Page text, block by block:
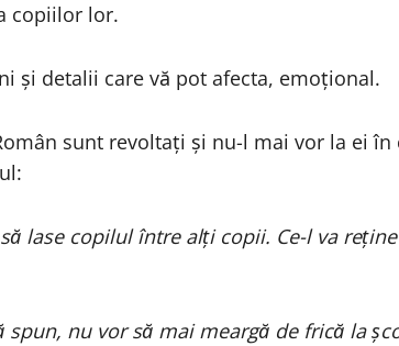
copiilor lor.
și detalii care vă pot afecta, emoțional.
sunt revoltați și nu-l mai vor la ei
lase copilul între alți copii. Ce-l va reține
spun, nu vor să mai meargă de frică la